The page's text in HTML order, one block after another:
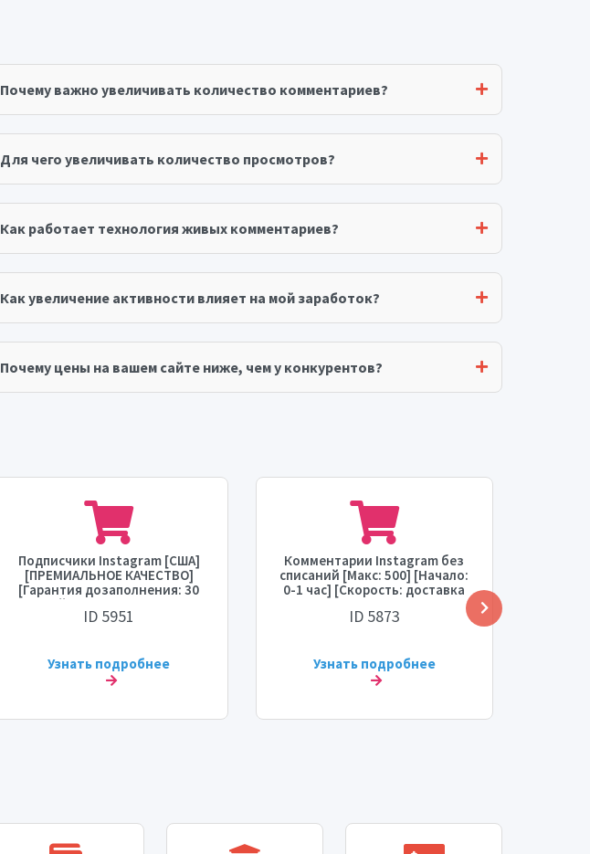
Почему важно увеличивать количество комментариев?
Для чего увеличивать количество просмотров?
Как работает технология живых комментариев?
Как увеличение активности влияет на мой заработок?
Почему цены на вашем сайте ниже, чем у конкурентов?
Подписчики Instagram [США]
[ПРЕМИАЛЬНОЕ КАЧЕСТВО]
[Гарантия дозаполнения: 30
дней] [Максимум: 100K]
[Старт: 0 - 24 часа] [Скорость:
ID 5951
Узнать подробнее
Комментарии Instagram без
списаний [Макс: 500] [Начало:
0-1 час] [Скорость: доставка
ID 5873
Узнать подробнее